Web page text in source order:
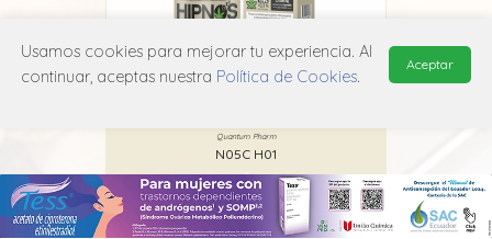
Quantum Pharm
N05C H01
Usamos cookies para mejorar tu experiencia. Al
continuar, aceptas nuestra Política de Cookies.
Aceptar